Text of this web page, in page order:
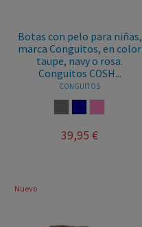
Botas con pelo para niñas,
marca Conguitos, en color
taupe, navy o rosa.
Conguitos COSH...
CONGUITOS
39,95 €
Nuevo